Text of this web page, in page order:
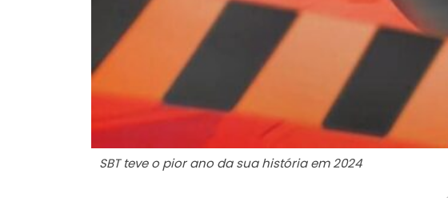
SBT teve o pior ano da sua história em 2024